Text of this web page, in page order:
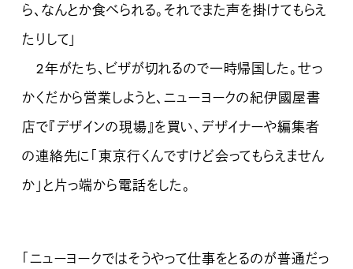
ら、なんとか食べられる。それでまた声を掛けてもらえ
たりして」
2年がたち、ビザが切れるので一時帰国した。せっ
かくだから営業しようと、ニューヨークの紀伊國屋書
店で『デザインの現場』を買い、デザイナーや編集者
の連絡先に「東京行くんですけど会ってもらえません
か」と片っ端から電話をした。
「ニューヨークではそうやって仕事をとるのが普通だっ